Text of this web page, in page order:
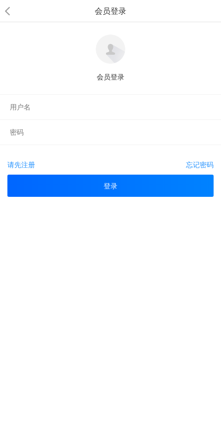
会员登录
会员登录
请先注册 忘记密码
登录